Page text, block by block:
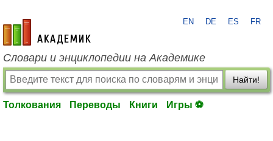
academic.ru
EN DE ES FR
Словари и энциклопедии на Академике
Найти!
Толкования Переводы Книги Игры ⚽